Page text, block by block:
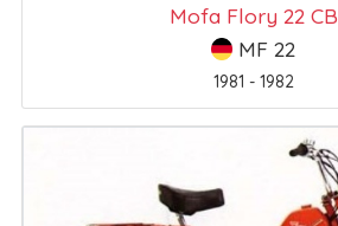
Mofa Flory 22 CB
MF 22
1981 - 1982